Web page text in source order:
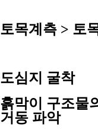
토목계측 > 토
도심지 굴착
흙막이 구조물
거동 파악